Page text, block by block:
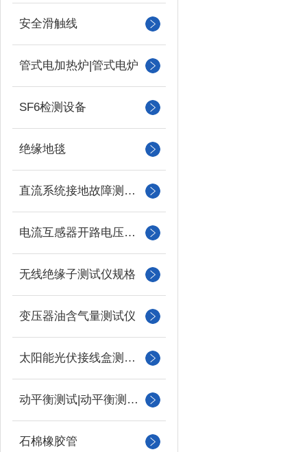
安全滑触线
管式电加热炉|管式电炉
SF6检测设备
绝缘地毯
直流系统接地故障测试仪
电流互感器开路电压测试仪
无线绝缘子测试仪规格
变压器油含气量测试仪
太阳能光伏接线盒测试仪
动平衡测试|动平衡测量仪
石棉橡胶管